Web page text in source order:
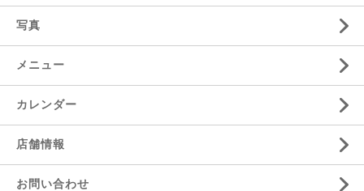
写真
メニュー
カレンダー
店舗情報
お問い合わせ